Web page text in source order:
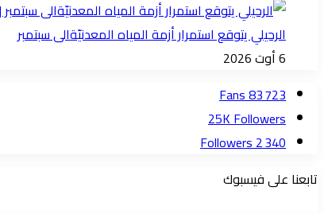
الرحيلي يتوقع استمرار أزمة المياه المعدنيّةالى سبتمبر
6 أوت 2026
83 723
Fans
25KFollowers
2 340
Followers
تابعنا على فيسبوك